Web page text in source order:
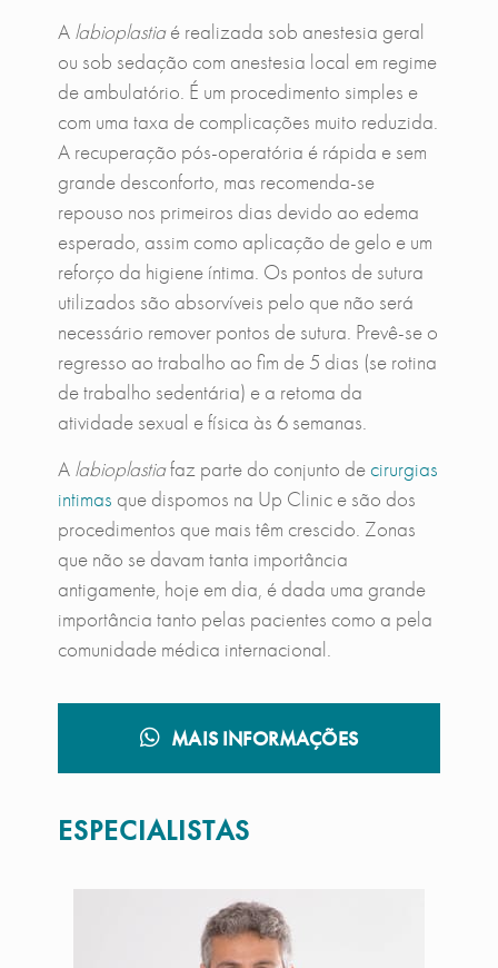
A labioplastiaé realizada sob anestesia geral
ou sob sedação com anestesia local em regime
de ambulatório. É um procedimento simples e
com uma taxa de complicações muito reduzida.
A recuperação pós-operatória é rápida e sem
grande desconforto, mas recomenda-se
repouso nos primeiros dias devido ao edema
esperado, assim como aplicação de gelo e um
reforço da higiene íntima. Os pontos de sutura
utilizados são absorvíveis pelo que não será
necessário remover pontos de sutura. Prevê-se o
regresso ao trabalho ao fim de 5 dias (se rotina
de trabalho sedentária) e a retoma da
atividade sexual e física às 6 semanas.
A labioplastiafaz parte do conjunto de cirurgias
intimas que dispomos na Up Clinic e são dos
procedimentos que mais têm crescido. Zonas
que não se davam tanta importância
antigamente, hoje em dia, é dada uma grande
importância tanto pelas pacientes como a pela
comunidade médica internacional.
MAIS INFORMAÇÕES
ESPECIALISTAS